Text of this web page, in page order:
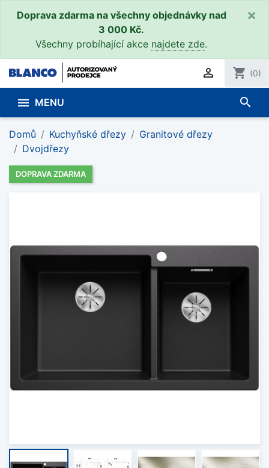
Doprava zdarma na všechny objednávky nad
3 000 Kč.
Všechny probíhající akce najdete zde.
×
 shopping_cart (0)
 MENU search
Domů Kuchyňské dřezy
Granitové dřezy
Dvojdřezy
DOPRAVA ZDARMA